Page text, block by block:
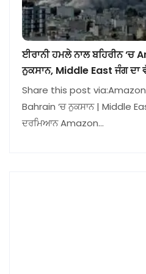
ਈਰਾਨੀ ਹਮਲੇ ਨਾਲ ਬਹਿਰੀਨ ‘ਚ
ਨੁਕਸਾਨ, Middle East ਜੰਗ ਦਾ
Share this post via:Amazon
Bahrain ‘ਚ ਨੁਕਸਾਨ | Middle
ਦਰਮਿਆਨ Amazon…